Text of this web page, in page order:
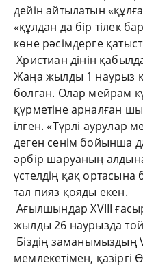
дейін айтылатын
«құлдан да бір тілек
көне рәсімдерге
Христиан дінін
Жаңа жылды 1 наурыз
болған. Олар мейрам
құрметіне арналған
ілген. «Түрлі аурулар
деген сенім бойынша
әрбір шаруаның
үстелдің қақ
тал пияз қояды екен.
Ағылшындар ХVІІІ
жылды 26 наурызда
Біздің заманымыздың
мемлекетімен, қазіргі